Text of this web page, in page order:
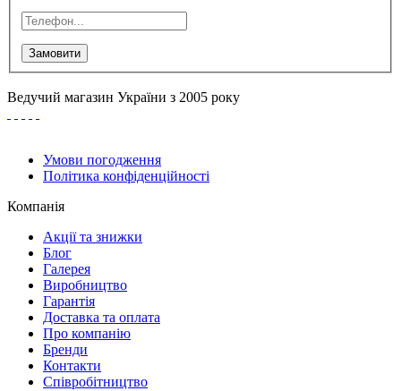
Замовити
Ведучий магазин України з 2005 року
Умови погодження
Політика конфіденційності
Компанія
Акції та знижки
Блог
Галерея
Виробництво
Гарантія
Доставка та оплата
Про компанію
Бренди
Контакти
Співробітництво